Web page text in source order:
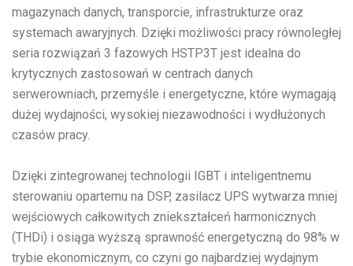
magazynach danych, transporcie, infrastrukturze oraz
systemach awaryjnych. Dzięki możliwości pracy równoległej
seria rozwiązań 3 fazowych HSTP3T jest idealna do
krytycznych zastosowań w centrach danych
serwerowniach, przemyśle i energetyczne, które wymagają
dużej wydajności, wysokiej niezawodności i wydłużonych
czasów pracy.
Dzięki zintegrowanej technologii IGBT i inteligentnemu
sterowaniu opartemu na DSP, zasilacz UPS wytwarza mniej
wejściowych całkowitych zniekształceń harmonicznych
(THDi) i osiąga wyższą sprawność energetyczną do 98% w
trybie ekonomicznym, co czyni go najbardziej wydajnym